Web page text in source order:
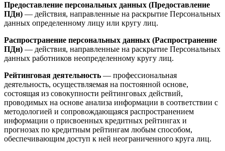
Предоставление персональных данных (Предоставление
ПДн) — действия, направленные на раскрытие Персональных
данных определенному лицу или кругу лиц.
Распространение персональных данных (Распространение
ПДн) — действия, направленные на раскрытие Персональных
данных работников неопределенному кругу лиц.
Рейтинговая деятельность — профессиональная
деятельность, осуществляемая на постоянной основе,
состоящая из совокупности рейтинговых действий,
проводимых на основе анализа информации в соответствии с
методологией и сопровождающаяся распространением
информации о присвоенных кредитных рейтингах и
прогнозах по кредитным рейтингам любым способом,
обеспечивающим доступ к ней неограниченного круга лиц.